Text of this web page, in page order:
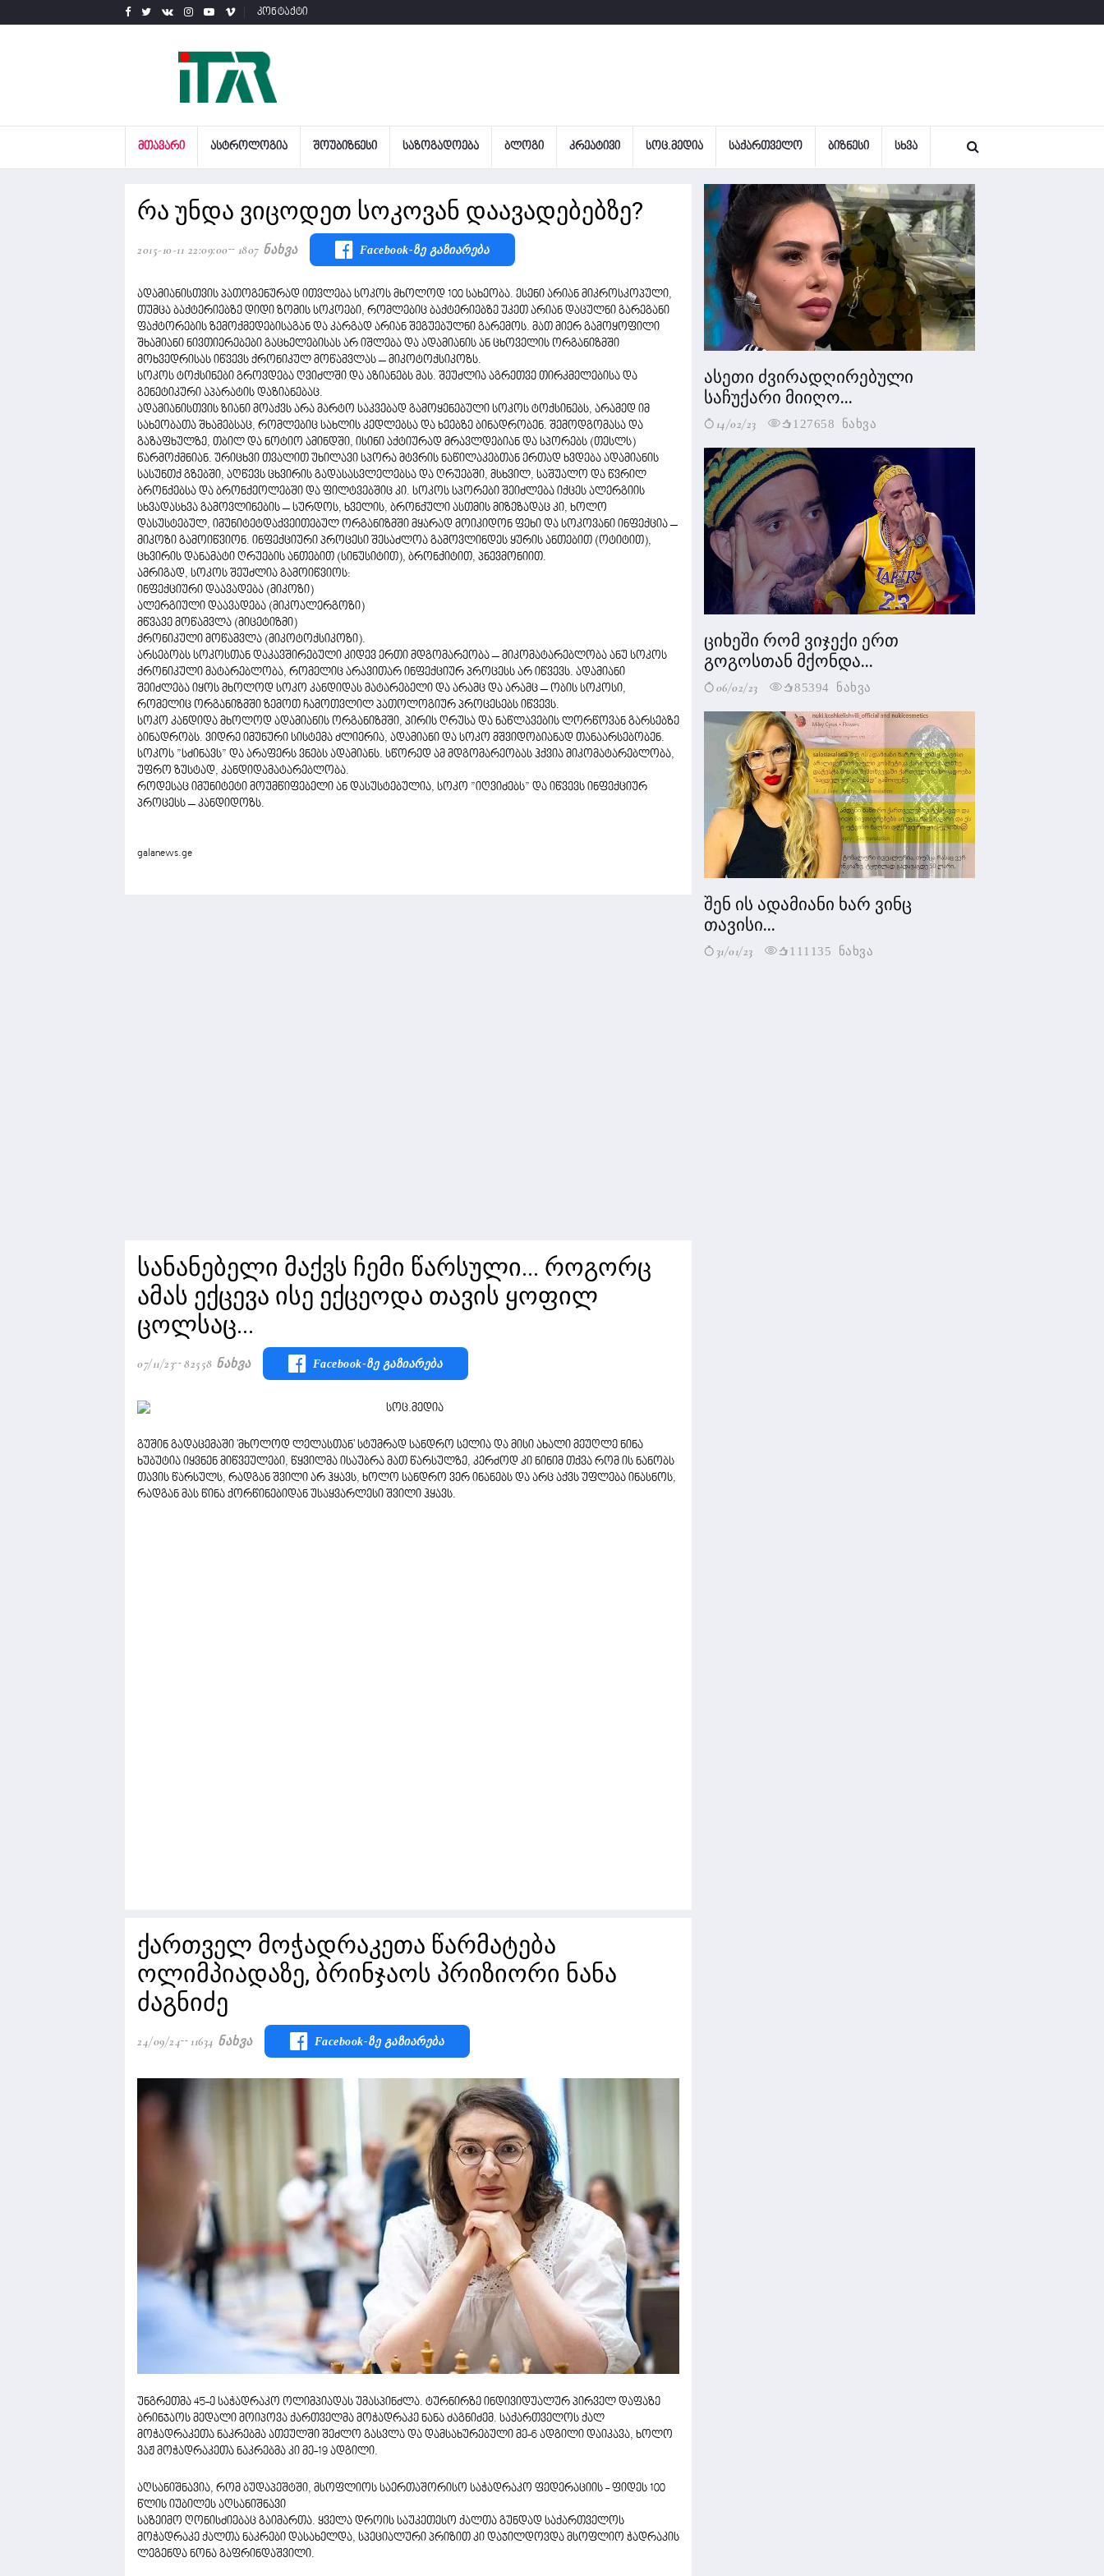
კონტაქტი
ᲛᲗᲐᲕᲐᲠᲘ ᲐᲡᲢᲠᲝᲚᲝᲒᲘᲐ ᲨᲝᲣᲑᲘᲖᲜᲔᲡᲘ ᲡᲐᲖᲝᲒᲐᲓᲝᲔᲑᲐ ᲑᲚᲝᲒᲘ ᲙᲠᲔᲐᲢᲘᲕᲘ ᲡᲝᲪ.ᲛᲔᲓᲘᲐ ᲡᲐᲥᲐᲠᲗᲕᲔᲚᲝ ᲑᲘᲖᲜᲔᲡᲘ ᲡᲮᲕᲐ
რა უნდა ვიცოდეთ სოკოვან დაავადებებზე?
2015-10-11 22:09:00 1807 Ნახვა Facebook-Ზე Გაზიარება
ადამიანისთვის პათოგენურად ითვლება სოკოს მხოლოდ 100 სახეობა. ესენი არიან მიკროსკოპული,
თუმცა ბაქტერიებზე დიდი ზომის სოკოები, რომლებიც ბაქტერიებზე უკეთ არიან დაცულნი გარეგანი
ფაქტორების ზემოქმედებისაგან და კარგად არიან შეგუებულნი გარემოს. მათ მიერ გამოყოფილი
შხამიანი ნივთიერებები გაცხელებისას არ იშლება და ადამიანის ან ცხოველის ორგანიზმში
მოხვედრისას იწვევს ქრონიკულ მოწამვლას – მიკოტოქსიკოზს.
სოკოს ტოქსინები გროვდება ღვიძლში და აზიანებს მას. შეუძლია აგრეთვე თირკმელებისა და
გენეტიკური აპარატის დაზიანებაც.
ადამიანისთვის ზიანი მოაქვს არა მარტო საკვებად გამოყენებული სოკოს ტოქსინებს, არამედ იმ
სახეობათა შხამებსაც, რომლებიც სახლის კედლებსა და ხეებზე ბინადრობენ. შემოდგომასა და
გაზაფხულზე, თბილ და ნოტიო ამინდში, ისინი აქტიურად მრავლდებიან და სპორებს (თესლს)
წარმოქმნიან. ურიცხვი თვალით უხილავი სპორა მტვრის ნაწილაკებთან ერთად ხვდება ადამიანის
სასუნთქ გზებში, აღწევს ცხვირის გადასასვლელებსა და ღრუებში, მსხვილ, საშუალო და წვრილ
ბრონქებსა და ბრონქეოლებში და ფილტვებშიც კი. სოკოს სპორები შეიძლება იქცეს ალერგიის
სხვადასხვა გამოვლინების – სურდოს, ხველის, ბრონქული ასთმის მიზეზადაც კი, ხოლო
დასუსტებულ, იმუნიტეტდაქვეითებულ ორგანიზმში მყარად მოიკიდონ ფეხი და სოკოვანი ინფექცია –
მიკოზი გამოიწვიონ. ინფექციური პროცესი შესაძლოა გამოვლინდეს ყურის ანთებით (ოტიტით),
ცხვირის დანამატი ღრუების ანთებით (სინუსიტით), ბრონქიტით, პნევმონიით.
ამრიგად, სოკოს შეუძლია გამოიწვიოს:
ინფექციური დაავადება (მიკოზი)
ალერგიული დაავადება (მიკოალერგოზი)
მწვავე მოწამვლა (მიცეტიზმი)
ქრონიკული მოწამვლა (მიკოტოქსიკოზი).
არსებობს სოკოსთან დაკავშირებული კიდევ ერთი მდგომარეობა – მიკომატარებლობა ანუ სოკოს
ქრონიკული მატარებლობა, რომელიც არავითარ ინფექციურ პროცესს არ იწვევს. ადამიანი
შეიძლება იყოს მხოლოდ სოკო კანდიდას მატარებელი და არამც და არამც – ობის სოკოსი,
რომელიც ორგანიზმში ზემოთ ჩამოთვლილ პათოლოგიურ პროცესებს იწვევს.
სოკო კანდიდა მხოლოდ ადამიანის ორგანიზმში, პირის ღრუსა და ნაწლავების ლორწოვან გარსებზე
ბინადრობს. ვიდრე იმუნური სისტემა ძლიერია, ადამიანი და სოკო მშვიდობიანად თანაარსებობენ.
სოკოს ”სძინავს” და არაფერს ვნებს ადამიანს. სწორედ ამ მდგომარეობას ჰქვია მიკომატარებლობა,
უფრო ზუსტად, კანდიდამატარებლობა.
როდესაც იმუნიტეტი მოუმწიფებელი ან დასუსტებულია, სოკო ”იღვიძებს” და იწვევს ინფექციურ
პროცესს – კანდიდოზს.
galanews.ge
სანანებელი მაქვს ჩემი წარსული... როგორც
ამას ექცევა ისე ექცეოდა თავის ყოფილ
ცოლსაც...
07/11/23 82558 Ნახვა Facebook-Ზე Გაზიარება
გუშინ გადაცემაში 'მხოლოდ ლელასთან' სტუმრად სანდრო სელია და მისი ახალი მეუღლე ნინა
ხუბუტია იყვნენ მიწვეულები, წყვილმა ისაუბრა მათ წარსულზე, კერძოდ კი ნინიმ თქვა რომ ის ნანობს
თავის წარსულს, რადგან შვილი არ ჰყავს, ხოლო სანდრო ვერ ინანებს და არც აქვს უფლება ინასნოს,
რადგან მას წინა ქორწინებიდან უსაყვარლესი შვილი ჰყავს.
ქართველ მოჭადრაკეთა წარმატება
ოლიმპიადაზე, ბრინჯაოს პრიზიორი ნანა
ძაგნიძე
24/09/24 11634 Ნახვა Facebook-Ზე Გაზიარება
უნგრეთმა 45-ე საჭადრაკო ოლიმპიადას უმასპინძლა. ტურნირზე ინდივიდუალურ პირველ დაფაზე
ბრინჯაოს მედალი მოიპოვა ქართველმა მოჭადრაკე ნანა ძაგნიძემ. საქართველოს ქალ
მოჭადრაკეთა ნაკრებმა ათეულში შეძლო გასვლა და დამსახურებული მე-6 ადგილი დაიკავა, ხოლო
ვაჟ მოჭადრაკეთა ნაკრებმა კი მე-19 ადგილი.
აღსანიშნავია, რომ ბუდაპეშტში, მსოფლიოს საერთაშორისო საჭადრაკო ფედერაციის - ფიდეს 100
წლის იუბილეს აღსანიშნავი
საზეიმო ღონისძიებაც გაიმართა. ყველა დროის საუკეთესო ქალთა გუნდად საქართველოს
მოჭადრაკე ქალთა ნაკრები დასახელდა, სპეციალური პრიზით კი დაჯილდოვდა მსოფლიო ჭადრაკის
ლეგენდა ნონა გაფრინდაშვილი.
ასეთი ძვირადღირებული
საჩუქარი მიიღო...
14/02/23 127658 ნახვა
ციხეში რომ ვიჯექი ერთ
გოგოსთან მქონდა...
06/02/23 85394 ნახვა
შენ ის ადამიანი ხარ ვინც
თავისი...
31/01/23 111135 ნახვა